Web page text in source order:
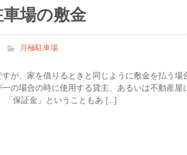
場の敷金
月極駐車場
が、家を借りるときと同じように敷金を払う場
の場合の時に使用する貸主、あるいは不動産屋
「保証金」ということもあ […]